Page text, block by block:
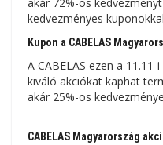
kedvezményes
Kupon a CABELAS
A CABELAS ezen a
kiváló akciókat kaphat
akár 25%-os
CABELAS Magyarország